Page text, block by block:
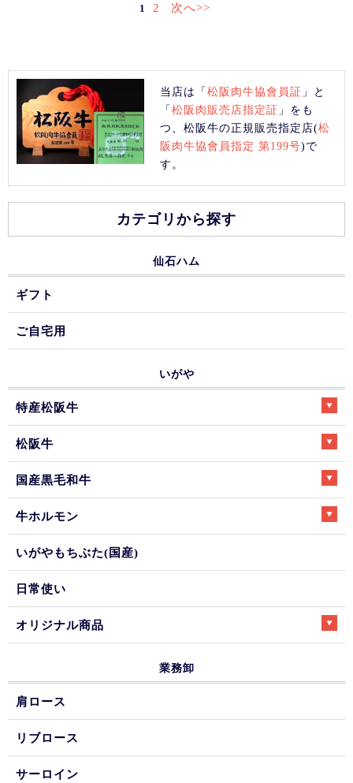
1 2 次へ>>
当店は「松阪肉牛協會員証 」と
「松阪肉販売店指定証 」をも
つ、松阪牛の正規販売指定店(松
阪肉牛協會員指定 第199号)で
す。
カテゴリから探す
仙石ハム
ギフト
ご自宅用
いがや
特産松阪牛
松阪牛
国産黒毛和牛
牛ホルモン
いがやもちぶた(国産)
日常使い
オリジナル商品
業務卸
肩ロース
リブロース
サーロイン